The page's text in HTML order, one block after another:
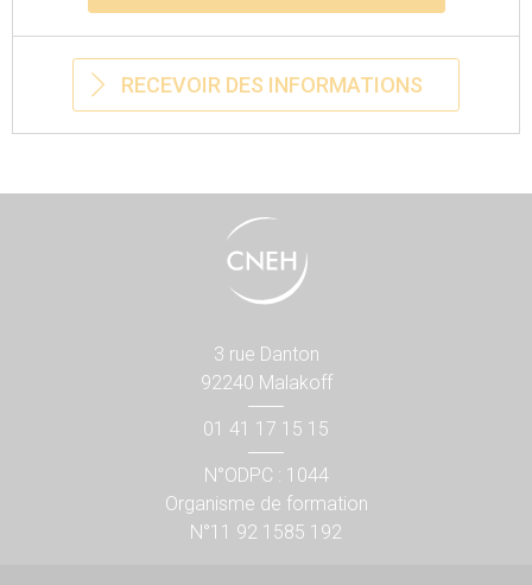
RECEVOIR DES INFORMATIONS
3 rue Danton
92240 Malakoff
01 41 17 15 15
N°ODPC : 1044
Organisme de formation
N°11 92 1585 192